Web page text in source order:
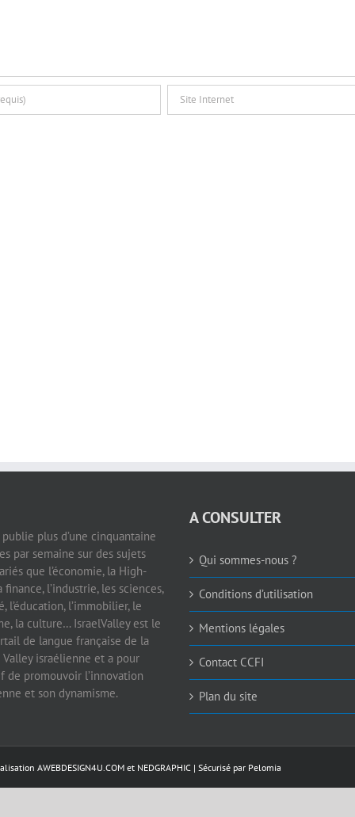
plus d’une cinquantaine
par semaine sur des sujets
que l’économie, la High-
finance, l’industrie, les sciences,
l’éducation, l’immobilier, le
la culture… IsraelValley est le
de langue française de la
israélienne et a pour
de promouvoir l’innovation
et son dynamisme.
A CONSULTER
Qui sommes-nous ?
Conditions d’utilisation
Mentions légales
Contact CCFI
Plan du site
AWEBDESIGN4U.COM et NEDGRAPHIC | Sécurisé par Pelomia